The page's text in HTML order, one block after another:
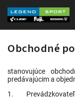
Obchodné
stanovujúce
predávajúcim a
1.